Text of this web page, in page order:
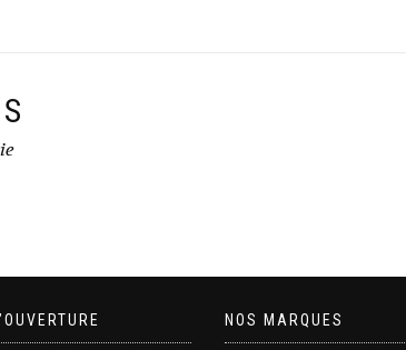
NOS MARQUES